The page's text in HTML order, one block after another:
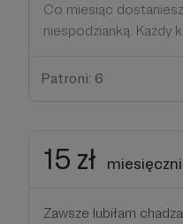
Co miesiąc
niespodzianką. Każdy
Patroni: 6
15 zł
Zawsze lubiłam